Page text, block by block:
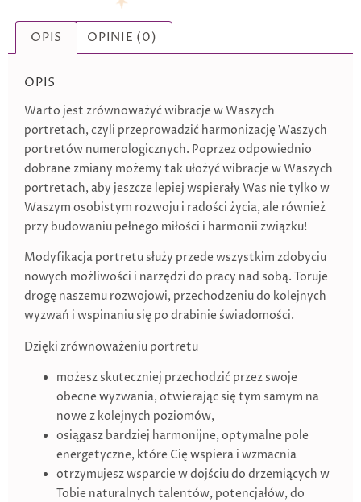
OPIS OPINIE (0)
OPIS
Warto jest zrównoważyć wibracje w Waszych
portretach, czyli przeprowadzić harmonizację Waszych
portretów numerologicznych. Poprzez odpowiednio
dobrane zmiany możemy tak ułożyć wibracje w Waszych
portretach, aby jeszcze lepiej wspierały Was nie tylko w
Waszym osobistym rozwoju i radości życia, ale również
przy budowaniu pełnego miłości i harmonii związku!
Modyfikacja portretu służy przede wszystkim zdobyciu
nowych możliwości i narzędzi do pracy nad sobą. Toruje
drogę naszemu rozwojowi, przechodzeniu do kolejnych
wyzwań i wspinaniu się po drabinie świadomości.
Dzięki zrównoważeniu portretu
możesz skuteczniej przechodzić przez swoje
obecne wyzwania, otwierając się tym samym na
nowe z kolejnych poziomów,
osiągasz bardziej harmonijne, optymalne pole
energetyczne, które Cię wspiera i wzmacnia
otrzymujesz wsparcie w dojściu do drzemiących w
Tobie naturalnych talentów, potencjałów, do